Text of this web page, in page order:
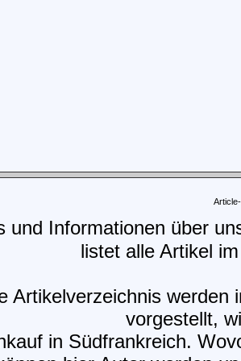
und Informationen über
listet alle Artikel
Artikelverzeichnis
vorgestellt,
in Südfrankreich.